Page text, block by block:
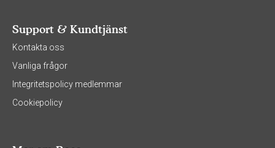
Support & Kundtjänst
Kontakta oss
Vanliga frågor
Integritetspolicy medlemmar
Cookiepolicy